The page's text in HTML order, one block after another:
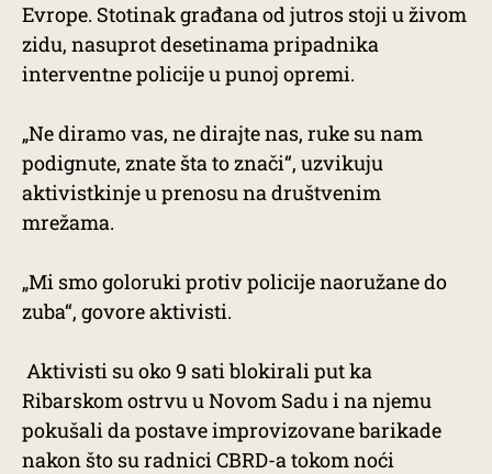
Evrope. Stotinak građana od jutros stoji u živom
zidu, nasuprot desetinama pripadnika
interventne policije u punoj opremi.
„Ne diramo vas, ne dirajte nas, ruke su nam
podignute, znate šta to znači“, uzvikuju
aktivistkinje u prenosu na društvenim
mrežama.
„Mi smo goloruki protiv policije naoružane do
zuba“, govore aktivisti.
Aktivisti su oko 9 sati blokirali put ka
Ribarskom ostrvu u Novom Sadu i na njemu
pokušali da postave improvizovane barikade
nakon što su radnici CBRD-a tokom noći